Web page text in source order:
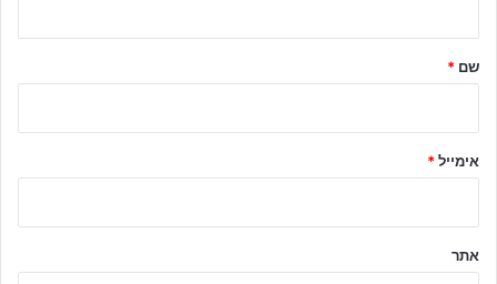
ל
שם *
אימייל*
אתר